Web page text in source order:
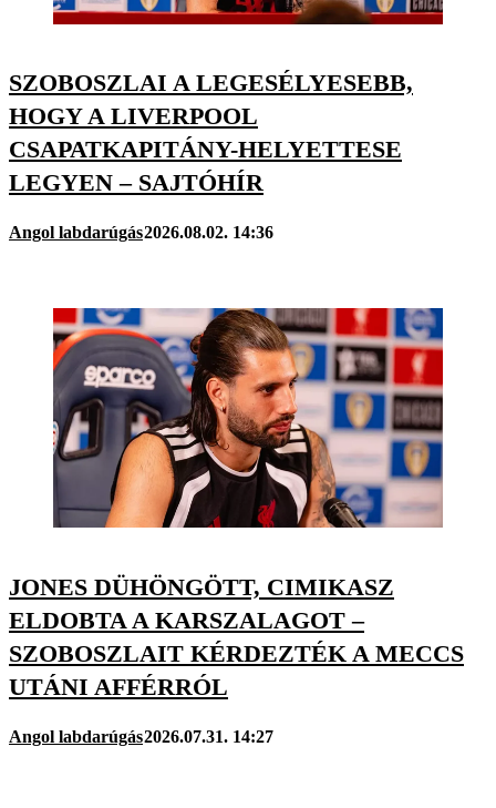
SZOBOSZLAI A LEGESÉLYESEBB,
HOGY A LIVERPOOL
CSAPATKAPITÁNY-HELYETTESE
LEGYEN – SAJTÓHÍR
Angol labdarúgás2026.08.02. 14:36
JONES DÜHÖNGÖTT, CIMIKASZ
ELDOBTA A KARSZALAGOT –
SZOBOSZLAIT KÉRDEZTÉK A MECCS
UTÁNI AFFÉRRÓL
Angol labdarúgás2026.07.31. 14:27